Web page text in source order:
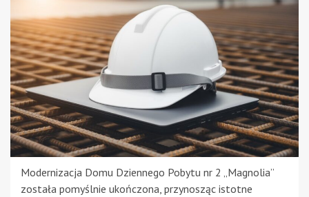
Modernizacja Domu Dziennego Pobytu nr 2 „Magnolia”
została pomyślnie ukończona, przynosząc istotne